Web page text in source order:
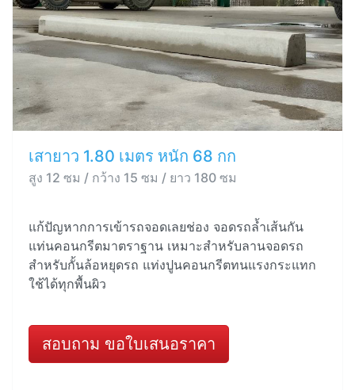
เสายาว 1.80 เมตร หนัก 68 กก
สูง 12 ซม / กว้าง 15 ซม / ยาว 180 ซม
แก้ปัญหากการเข้ารถจอดเลยช่อง จอดรถล้ำเส้นกัน
แท่นคอนกรีตมาตราฐาน เหมาะสำหรับลานจอดรถ
สำหรับกั้นล้อหยุดรถ แท่งปูนคอนกรีตทนแรงกระแทก
ใช้ได้ทุกพื้นผิว
สอบถาม ขอใบเสนอราคา